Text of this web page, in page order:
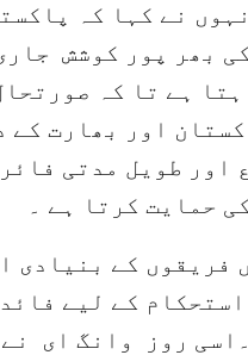
نے کہا کہ
بھر پور کوشش
ہے تا کہ
اور بھارت کے
اور طویل مدتی
حمایت کرتا ہے ۔
فریقوں کے بنیادی
استحکام کے لیے
روز وانگ ای